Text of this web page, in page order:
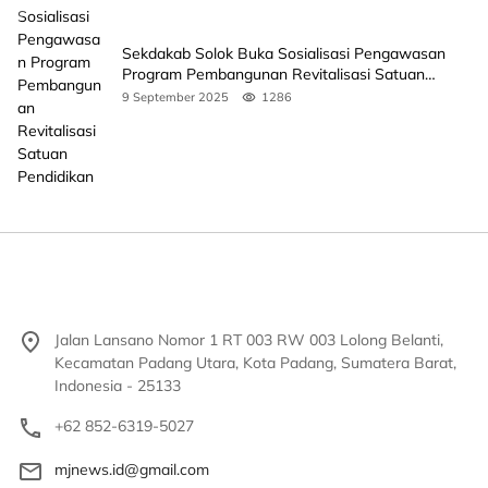
Sekdakab Solok Buka Sosialisasi Pengawasan
Program Pembangunan Revitalisasi Satuan
Pendidikan
9 September 2025 1286
Jalan Lansano Nomor 1 RT 003 RW 003 Lolong Belanti,
Kecamatan Padang Utara, Kota Padang, Sumatera Barat,
Indonesia - 25133
+62 852-6319-5027
mjnews.id@gmail.com